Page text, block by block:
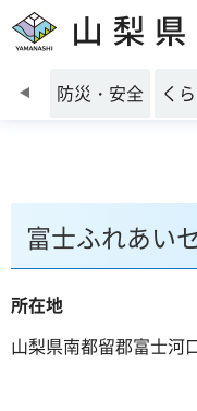
山梨県
前のスライドを表示
防災・安全 く
富士ふれあい
所在地
山梨県南都留郡富士河